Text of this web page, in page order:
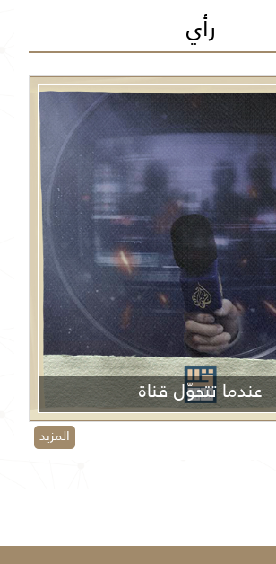
رأي
عندما تتحوّل قناة
منبر إعلامي إلى منصة دعائية
المزيد